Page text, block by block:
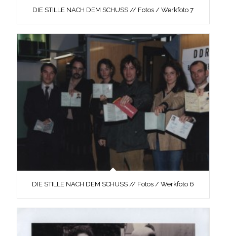
DIE STILLE NACH DEM SCHUSS // Fotos / Werkfoto 7
DIE STILLE NACH DEM SCHUSS // Fotos / Werkfoto 6